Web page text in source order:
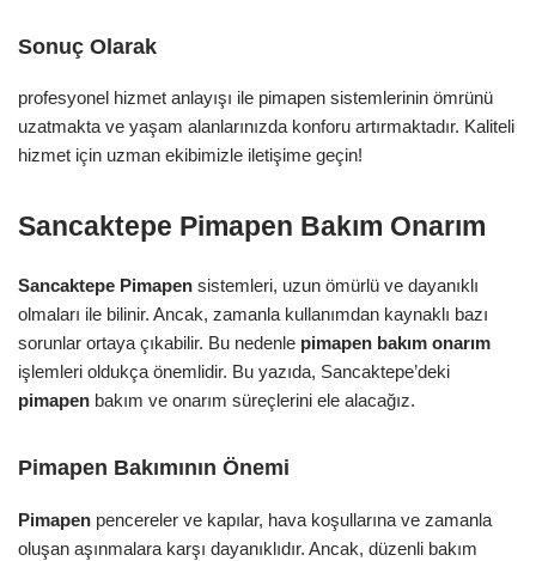
Sonuç Olarak
profesyonel hizmet anlayışı ile pimapen sistemlerinin ömrünü
uzatmakta ve yaşam alanlarınızda konforu artırmaktadır. Kaliteli
hizmet için uzman ekibimizle iletişime geçin!
Sancaktepe Pimapen Bakım Onarım
Sancaktepe Pimapen sistemleri, uzun ömürlü ve dayanıklı
olmaları ile bilinir. Ancak, zamanla kullanımdan kaynaklı bazı
sorunlar ortaya çıkabilir. Bu nedenle pimapen bakım onarım
işlemleri oldukça önemlidir. Bu yazıda, Sancaktepe’deki
pimapen bakım ve onarım süreçlerini ele alacağız.
Pimapen Bakımının Önemi
Pimapen pencereler ve kapılar, hava koşullarına ve zamanla
oluşan aşınmalara karşı dayanıklıdır. Ancak, düzenli bakım